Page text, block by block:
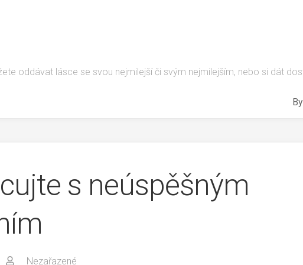
oddávat lásce se svou nejmilejší či svým nejmilejším, nebo si dát
s neúspěšným
Nezařazené